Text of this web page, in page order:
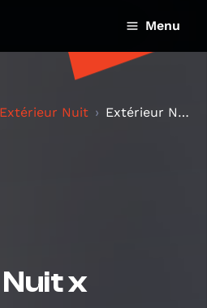
Menu
Extérieur Nuit Extérieur Nuit x Cannes : OUVERTURES (+ interview...
x